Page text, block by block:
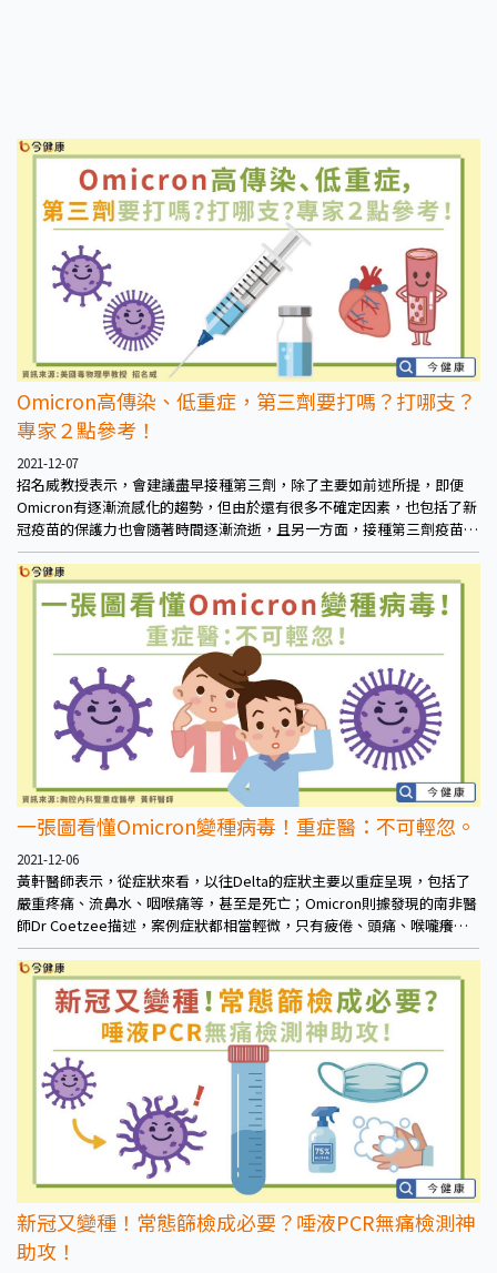
Omicron高傳染、低重症，第三劑要打嗎？打哪支？
專家２點參考！
2021-12-07
招名威教授表示，會建議盡早接種第三劑，除了主要如前述所提，即便
Omicron有逐漸流感化的趨勢，但由於還有很多不確定因素，也包括了新
冠疫苗的保護力也會隨著時間逐漸流逝，且另一方面，接種第三劑疫苗也
不單只是防範Omicron病毒，也包括現在殺傷力較強的主流病毒Delta，
目前亞洲還是以Delta為主，台灣雖然防疫有成，但凡事還是料敵從寬，
在疫情真正結束前謹慎一些總是好的，以利若不幸發生不可預期的突發狀
況，個人也都已經做好萬全準備。
一張圖看懂Omicron變種病毒！重症醫：不可輕忽。
2021-12-06
黃軒醫師表示，從症狀來看，以往Delta的症狀主要以重症呈現，包括了
嚴重疼痛、流鼻水、咽喉痛等，甚至是死亡；Omicron則據發現的南非醫
師Dr Coetzee描述，案例症狀都相當輕微，只有疲倦、頭痛、喉嚨癢。
因此目前各界專家普遍認為，新冠病毒正持續流感化。
新冠又變種！常態篩檢成必要？唾液PCR無痛檢測神
助攻！